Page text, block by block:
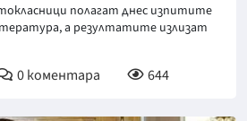
полагат днес изпитите
а резултатите излизат
0коментара 644